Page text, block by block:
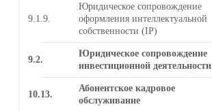
9.1.9.
Юридическое сопровождение
оформления интеллектуальной
собственности (IP)
9.2.
Юридическое сопровождение
инвестиционной деятельности
10.13.
Абонентское кадровое
обслуживание